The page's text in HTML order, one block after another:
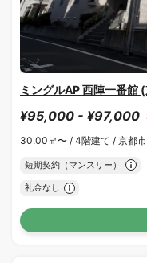
ミングルAP 西陣一番館
¥95,000 - ¥97,000
30.00㎡〜 / 4階建て / 京都
短期契約（マンスリー）
礼金なし